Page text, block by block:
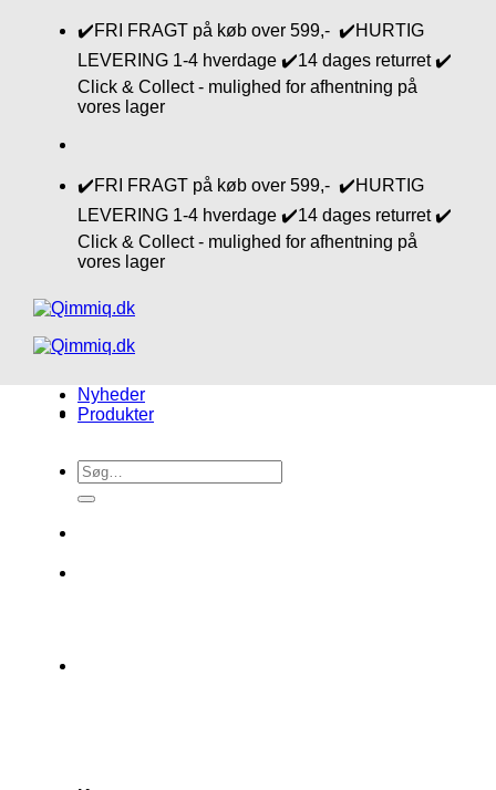
✔️FRI FRAGT på køb over 599,- ✔️HURTIG
LEVERING 1-4 hverdage ✔️14 dages returret ✔️
Click & Collect - mulighed for afhentning på
vores lager
✔️FRI FRAGT på køb over 599,- ✔️HURTIG
LEVERING 1-4 hverdage ✔️14 dages returret ✔️
Click & Collect - mulighed for afhentning på
vores lager
Søg
efter:
Nyheder
Produkter